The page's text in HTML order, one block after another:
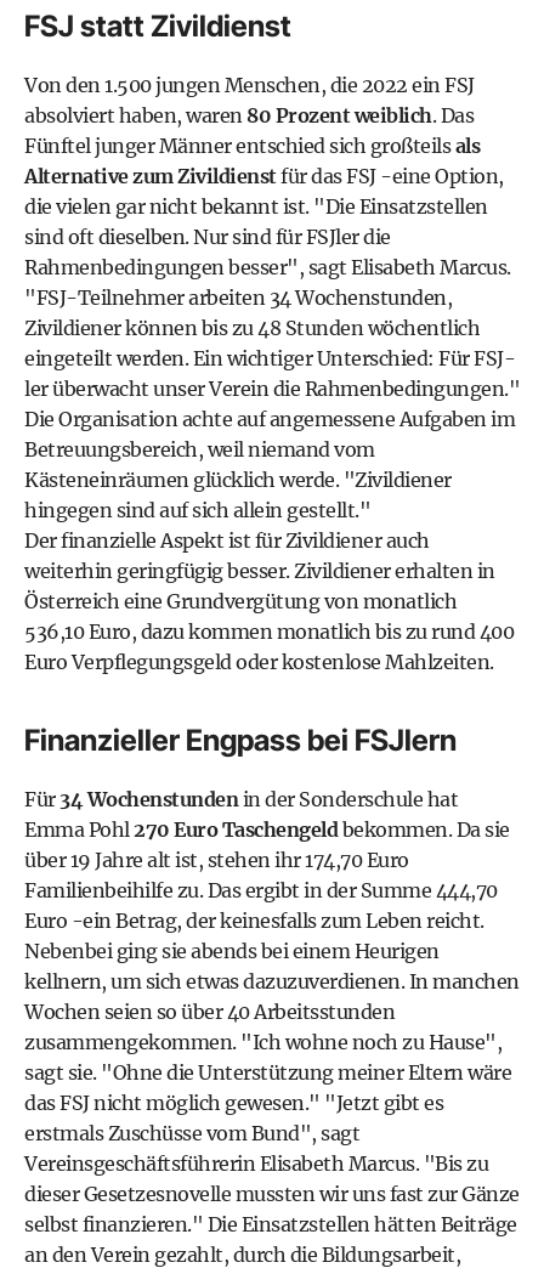
FSJ statt Zivildienst
Von den 1.500 jungen Menschen, die 2022 ein FSJ
absolviert haben, waren 80 Prozent weiblich. Das
Fünftel junger Männer entschied sich großteilsals
Alternative zum Zivildienstfür das FSJ -eine Option,
die vielen gar nicht bekannt ist. "Die Einsatzstellen
sind oft dieselben. Nur sind für FSJler die
Rahmenbedingungen besser", sagt Elisabeth Marcus.
"FSJ-Teilnehmer arbeiten 34 Wochenstunden,
Zivildiener können bis zu 48 Stunden wöchentlich
eingeteilt werden. Ein wichtiger Unterschied: Für FSJ-
ler überwacht unser Verein die Rahmenbedingungen."
Die Organisation achte auf angemessene Aufgaben im
Betreuungsbereich, weil niemand vom
Kästeneinräumen glücklich werde. "Zivildiener
hingegen sind auf sich allein gestellt."
Der finanzielle Aspekt ist für Zivildiener auch
weiterhin geringfügig besser. Zivildiener erhalten in
Österreich eine Grundvergütung von monatlich
536,10 Euro, dazu kommen monatlich bis zu rund 400
Euro Verpflegungsgeld oder kostenlose Mahlzeiten.
Finanzieller Engpass bei FSJlern
Für 34 Wochenstundenin der Sonderschule hat
Emma Pohl270 Euro Taschengeldbekommen. Da sie
über 19 Jahre alt ist, stehen ihr 174,70 Euro
Familienbeihilfe zu. Das ergibt in der Summe 444,70
Euro -ein Betrag, der keinesfalls zum Leben reicht.
Nebenbei ging sie abends bei einem Heurigen
kellnern, um sich etwas dazuzuverdienen. In manchen
Wochen seien so über 40 Arbeitsstunden
zusammengekommen. "Ich wohne noch zu Hause",
sagt sie. "Ohne die Unterstützung meiner Eltern wäre
das FSJ nicht möglich gewesen." "Jetzt gibt es
erstmals Zuschüsse vom Bund", sagt
Vereinsgeschäftsführerin Elisabeth Marcus. "Bis zu
dieser Gesetzesnovelle mussten wir uns fast zur Gänze
selbst finanzieren." Die Einsatzstellen hätten Beiträge
an den Verein gezahlt, durch die Bildungsarbeit,